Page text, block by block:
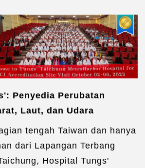
Penyedia Perubatan
Laut, dan Udara
tengah Taiwan dan hanya
dari Lapangan Terbang
Hospital Tungs'